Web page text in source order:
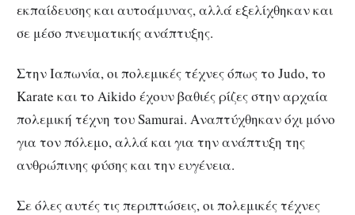
εκπαίδευσης και αυτοάμυνας, αλλά εξελίχθηκαν και
σε μέσο πνευματικής ανάπτυξης.
Στην Ιαπωνία, οι πολεμικές τέχνες όπως το Judo, το
Karate και το Aikido έχουν βαθιές ρίζες στην αρχαία
πολεμική τέχνη του Samurai. Αναπτύχθηκαν όχι μόνο
για τον πόλεμο, αλλά και για την ανάπτυξη της
ανθρώπινης φύσης και την ευγένεια.
Σε όλες αυτές τις περιπτώσεις, οι πολεμικές τέχνες